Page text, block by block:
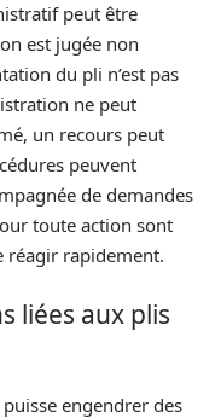
peut être
est jugée non
du pli n’est pas
ne peut
un recours peut
peuvent
de demandes
toute action sont
réagir rapidement.
liées aux plis
engendrer des